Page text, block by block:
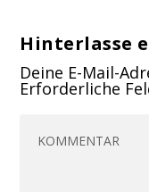
Hinterlasse
Deine E-Mail-
Erforderliche